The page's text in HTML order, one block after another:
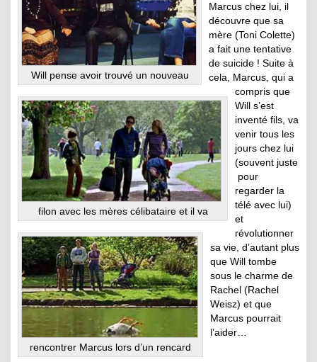
Will pense avoir trouvé un nouveau
filon avec les mères célibataire et il va
rencontrer Marcus lors d’un rencard
Marcus chez lui, il
découvre que sa
mère (Toni Colette)
a fait une tentative
de suicide ! Suite à
cela, Marcus, qui a
compris que
Will s’est
inventé fils, va
venir tous les
jours chez lui
(souvent juste
pour
regarder la
télé avec lui)
et
révolutionner
sa vie, d’autant plus
que Will tombe
sous le charme de
Rachel (Rachel
Weisz) et que
Marcus pourrait
l’aider…